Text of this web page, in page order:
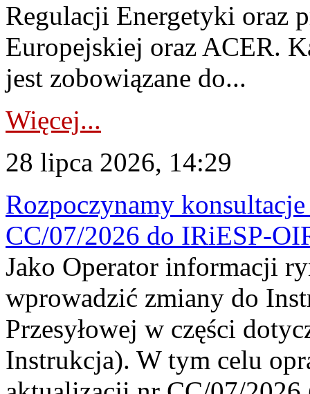
Regulacji Energetyki oraz
Europejskiej oraz ACER.
jest zobowiązane do...
Więcej...
28 lipca 2026, 14:29
Rozpoczynamy
CC/07/2026 do IRiESP-
Jako Operator informacji
wprowadzić zmiany do
Przesyłowej w części
Instrukcja). W tym celu